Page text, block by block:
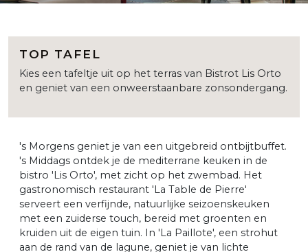
TOP TAFEL
Kies een tafeltje uit op het terras van Bistrot Lis Orto
en geniet van een onweerstaanbare zonsondergang.
's Morgens geniet je van een uitgebreid ontbijtbuffet.
's Middags ontdek je de mediterrane keuken in de
bistro 'Lis Orto', met zicht op het zwembad. Het
gastronomisch restaurant 'La Table de Pierre'
serveert een verfijnde, natuurlijke seizoenskeuken
met een zuiderse touch, bereid met groenten en
kruiden uit de eigen tuin. In 'La Paillote', een strohut
aan de rand van de lagune, geniet je van lichte